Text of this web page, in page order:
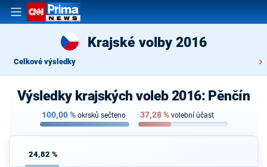
Krajské volby 2016
Celkové výsledky
Výsledky krajských voleb 2016: Pěnčín
100,00% okrsků sečteno 37,28% volební účast
24,82 %